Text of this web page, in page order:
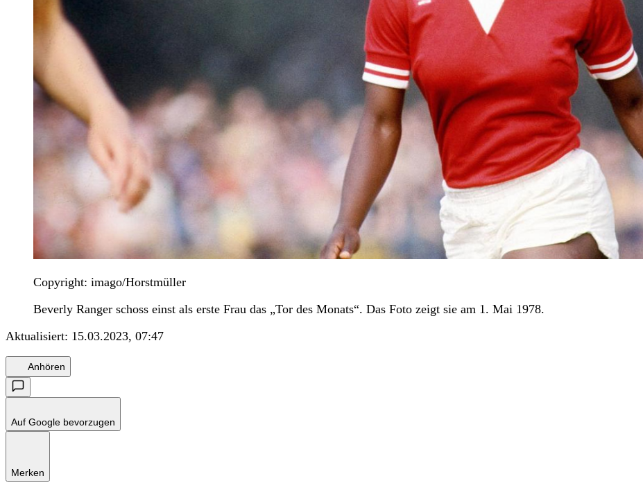
Copyright: imago/Horstmüller
Beverly Ranger schoss einst als erste Frau das „Tor des Monats“. Das Foto zeigt sie am 1. Mai 1978.
Aktualisiert: 15.03.2023, 07:47
Anhören
Auf Google bevorzugen
Merken